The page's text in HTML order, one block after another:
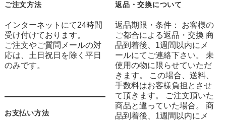
ご注文方法
インターネットにて24時間
受け付けております。
ご注文やご質問メールの対
応は、土日祝日を除く平日
のみです。
お支払い方法
返品・交換について
返品期限・条件： お客様の
ご都合による返品・交換 商
品到着後、1週間以内にメ
ールにてご連絡下さい。 未
使用の物に限らせていただ
きます。 この場合、送料、
手数料はお客様負担とさせ
て頂きます。 ご注文頂いた
商品と違っていた場合。 商
品到着後、1週間以内にメ